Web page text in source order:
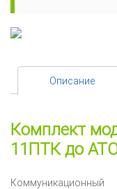
Описание
Комплект
11ПТК до